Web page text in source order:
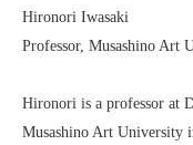
Hironori Iwasaki
Professor, Musashino Art
Hironori is a professor at
Musashino Art University